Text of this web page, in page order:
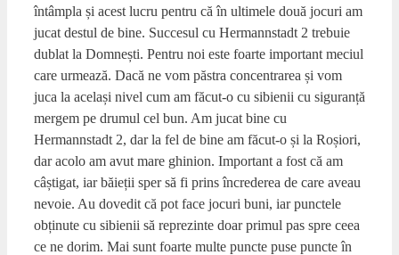
întâmpla și acest lucru pentru că în ultimele două jocuri am
jucat destul de bine. Succesul cu Hermannstadt 2 trebuie
dublat la Domnești. Pentru noi este foarte important meciul
care urmează. Dacă ne vom păstra concentrarea și vom
juca la același nivel cum am făcut-o cu sibienii cu siguranță
mergem pe drumul cel bun. Am jucat bine cu
Hermannstadt 2, dar la fel de bine am făcut-o și la Roșiori,
dar acolo am avut mare ghinion. Important a fost că am
câștigat, iar băieții sper să fi prins încrederea de care aveau
nevoie. Au dovedit că pot face jocuri buni, iar punctele
obținute cu sibienii să reprezinte doar primul pas spre ceea
ce ne dorim. Mai sunt foarte multe puncte puse puncte în